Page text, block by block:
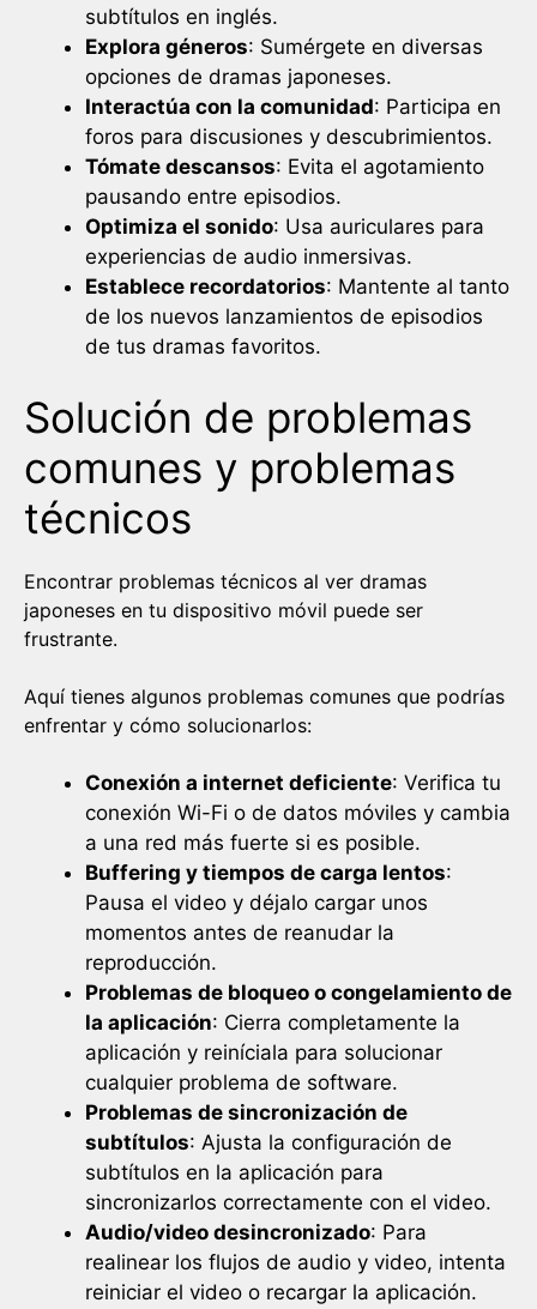
subtítulos en inglés.
Explora géneros: Sumérgete en diversas
opciones de dramas japoneses.
Interactúa con la comunidad: Participa en
foros para discusiones y descubrimientos.
Tómate descansos: Evita el agotamiento
pausando entre episodios.
Optimiza el sonido: Usa auriculares para
experiencias de audio inmersivas.
Establece recordatorios: Mantente al tanto
de los nuevos lanzamientos de episodios
de tus dramas favoritos.
Solución de problemas
comunes y problemas
técnicos
Encontrar problemas técnicos al ver dramas
japoneses en tu dispositivo móvil puede ser
frustrante.
Aquí tienes algunos problemas comunes que podrías
enfrentar y cómo solucionarlos:
Conexión a internet deficiente: Verifica tu
conexión Wi-Fi o de datos móviles y cambia
a una red más fuerte si es posible.
Buffering y tiempos de carga lentos:
Pausa el video y déjalo cargar unos
momentos antes de reanudar la
reproducción.
Problemas de bloqueo o congelamiento de
la aplicación: Cierra completamente la
aplicación y reiníciala para solucionar
cualquier problema de software.
Problemas de sincronización de
subtítulos: Ajusta la configuración de
subtítulos en la aplicación para
sincronizarlos correctamente con el video.
Audio/video desincronizado: Para
realinear los flujos de audio y video, intenta
reiniciar el video o recargar la aplicación.